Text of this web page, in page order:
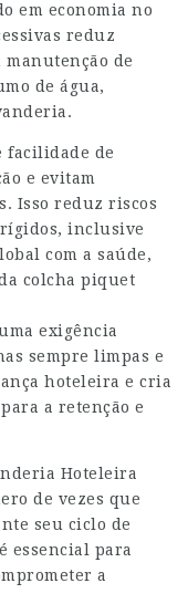
em economia no
reduz
de
de água,
facilidade de
e evitam
Isso reduz riscos
inclusive
com a saúde,
colcha piquet
exigência
sempre limpas e
hoteleira e cria
a retenção e
Hoteleira
de vezes que
seu ciclo de
essencial para
a